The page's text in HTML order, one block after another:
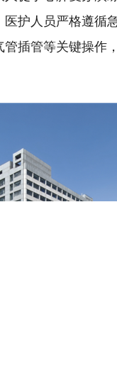
护人员严格遵循
插管等关键操作